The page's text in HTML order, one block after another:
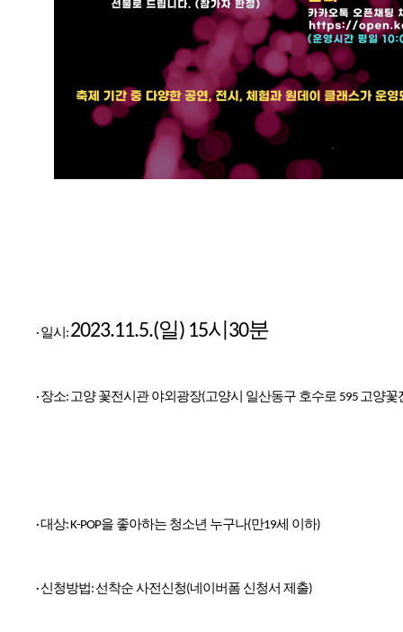
· 일시 : 2023.11.5.(일) 15시 30분
· 장소: 고양 꽃전시관 야외광장(고양시 일산동구 호수로 595 고양꽃
·대상: K-POP을 좋아하는 청소년 누구나(만19세 이하)
· 신청방법:선착순 사전신청(네이버폼 신청서 제출)